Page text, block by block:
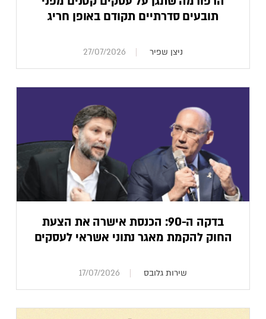
תובעים סדרתיים תקודם באופן חריג
ניצן שפיר 27/07/2026
בדקה ה-90: הכנסת אישרה את הצעת
החוק להקמת מאגר נתוני אשראי לעסקים
שירות גלובס 17/07/2026